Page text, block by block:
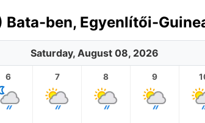
ben, Egyenlítői-
Saturday, August 08, 2026
6 7 8 9